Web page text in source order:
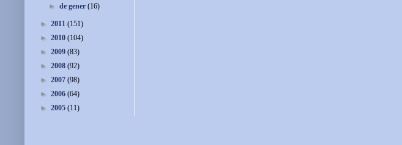
►de gener(16)
► 2011 (151)
► 2010 (104)
► 2009 (83)
► 2008 (92)
► 2007 (98)
► 2006 (64)
► 2005 (11)